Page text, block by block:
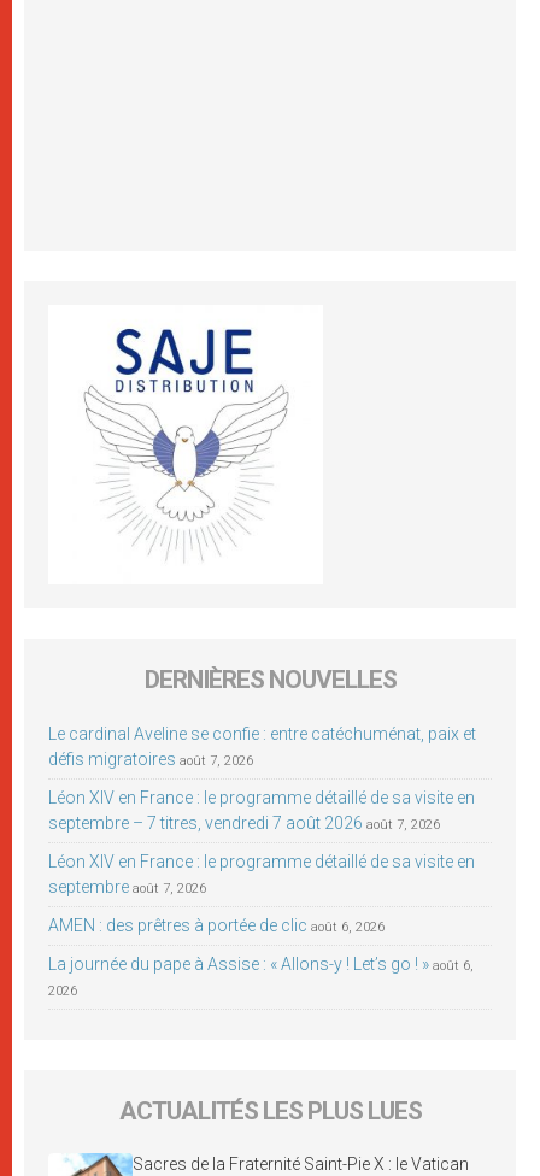
DERNIÈRES NOUVELLES
Le cardinal Aveline se confie : entre catéchuménat, paix et
défis migratoires août 7, 2026
Léon XIV en France : le programme détaillé de sa visite en
septembre – 7 titres, vendredi 7 août 2026 août 7, 2026
Léon XIV en France : le programme détaillé de sa visite en
septembre août 7, 2026
AMEN : des prêtres à portée de clic août 6, 2026
La journée du pape à Assise : « Allons-y ! Let’s go ! » août 6,
2026
ACTUALITÉS LES PLUS LUES
Sacres de la Fraternité Saint-Pie X : le Vatican